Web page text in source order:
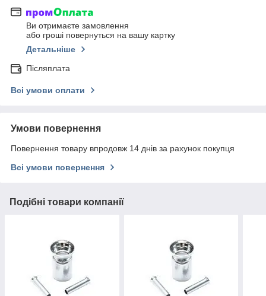
Ви отримаєте замовлення
або гроші повернуться на вашу картку
Детальніше
Післяплата
Всі умови оплати
Умови повернення
Повернення товару впродовж 14 днів за рахунок покупця
Всі умови повернення
Подібні товари компанії